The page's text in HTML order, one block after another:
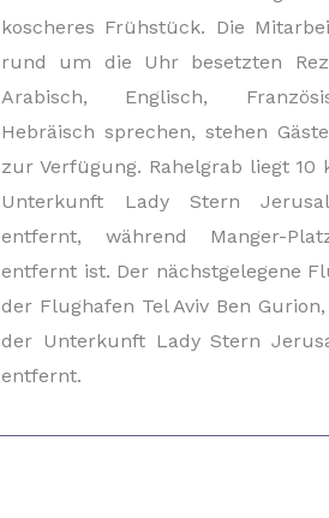
koscheres Frühstück. Die
rund um die Uhr besetzten
Arabisch, Englisch,
Hebräisch sprechen, stehen
zur Verfügung. Rahelgrab liegt 10
Unterkunft Lady Stern
entfernt, während Manger-
entfernt ist. Der nächstgelegene
der Flughafen Tel Aviv Ben
der Unterkunft Lady Stern
entfernt.